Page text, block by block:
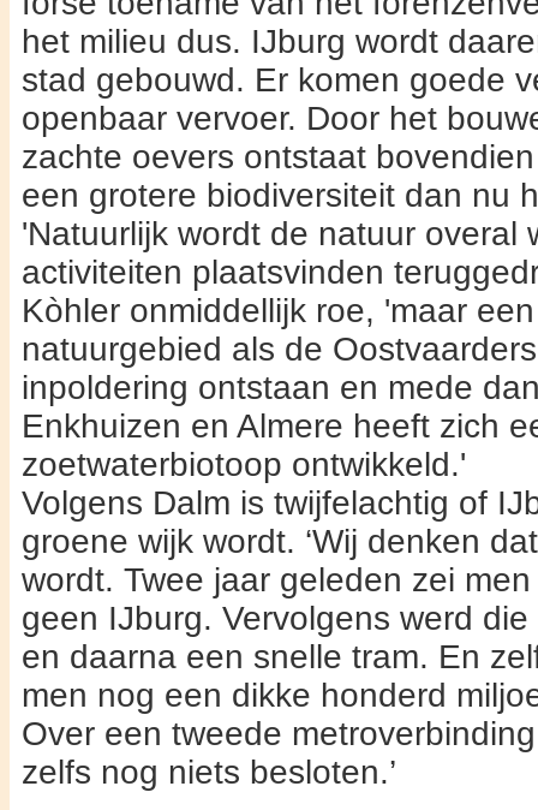
het milieu dus. IJburg wordt
stad gebouwd. Er komen goede
openbaar vervoer. Door het
zachte oevers ontstaat
een grotere biodiversiteit dan nu
'Natuurlijk wordt de natuur overal
activiteiten plaats­vinden
Kòhler onmiddellijk roe, 'maar
natuurgebied als de
inpolde­ring ontstaan en mede
Enkhuizen en Almere heeft zich
zoetwater­biotoop ontwikkeld.'
Volgens Dalm is twijfelachtig of
groene wijk wordt. ‘Wij denken
wordt. Twee jaar geleden zei
geen IJburg. Ver­volgens werd
en daarna een snelle tram. En
men nog een dikke honderd
Over een tweede
zelfs nog niets beslo­ten.’